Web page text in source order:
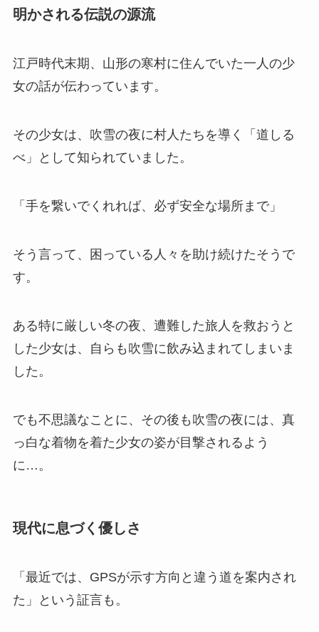
明かされる伝説の源流
江戸時代末期、山形の寒村に住んでいた一人の少
女の話が伝わっています。
その少女は、吹雪の夜に村人たちを導く「道しる
べ」として知られていました。
「手を繋いでくれれば、必ず安全な場所まで」
そう言って、困っている人々を助け続けたそうで
す。
ある特に厳しい冬の夜、遭難した旅人を救おうと
した少女は、自らも吹雪に飲み込まれてしまいま
した。
でも不思議なことに、その後も吹雪の夜には、真
っ白な着物を着た少女の姿が目撃されるよう
に…。
現代に息づく優しさ
「最近では、GPSが示す方向と違う道を案内され
た」という証言も。